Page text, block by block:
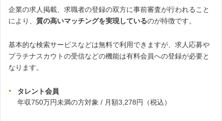
企業の求人掲載、求職者の登録の双方に事前審査が行われること
により、 質の高いマッチングを実現しているのが特徴です。
基本的な検索サービスなどは無料で利用できますが、求人応募や
プラチナスカウトの受信などの機能は有料会員への登録が必要と
なります。
タレント会員
年収750万円未満の方対象 / 月額3,278円（税込）